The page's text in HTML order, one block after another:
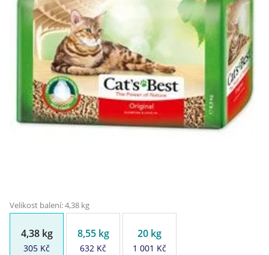
777 319 517 (Po–Pá, 8–15h)
eshop@veterix.cz
Velikost balení: 4,38 kg
4,38 kg
305 Kč
8,55 kg
632 Kč
20 kg
1 001 Kč